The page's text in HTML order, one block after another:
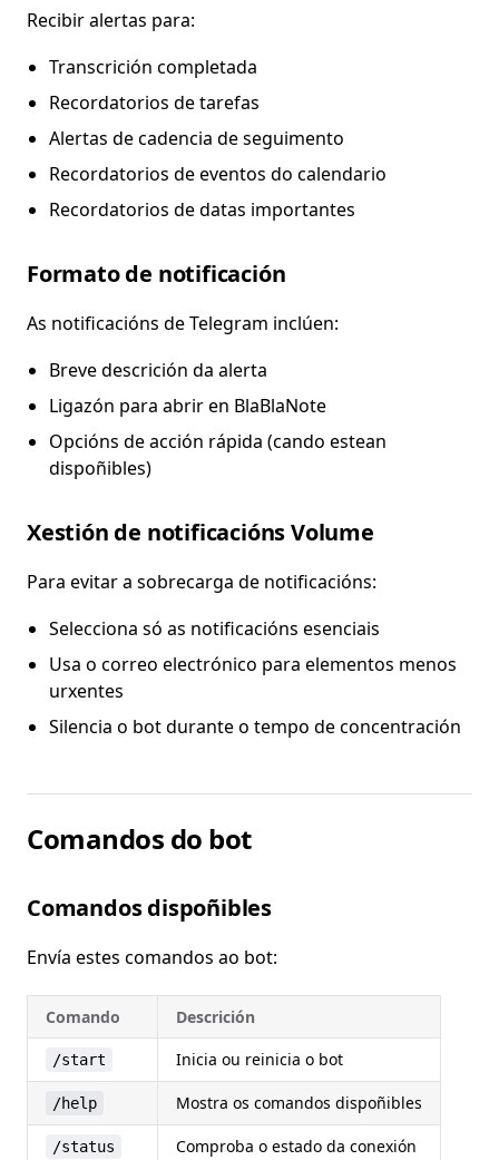
Recibir alertas para:
Transcrición completada
Recordatorios de tarefas
Alertas de cadencia de seguimento
Recordatorios de eventos do calendario
Recordatorios de datas importantes
Formato de notificación
As notificacións de Telegram inclúen:
Breve descrición da alerta
Ligazón para abrir en BlaBlaNote
Opcións de acción rápida (cando estean
dispoñibles)
Xestión de notificacións Volume
Para evitar a sobrecarga de notificacións:
Selecciona só as notificacións esenciais
Usa o correo electrónico para elementos menos
urxentes
Silencia o bot durante o tempo de concentración
Comandos do bot
Comandos dispoñibles
Envía estes comandos ao bot:
Comando Descrición
/start Inicia ou reinicia o bot
/help Mostra os comandos dispoñibles
/status Comproba o estado da conexión